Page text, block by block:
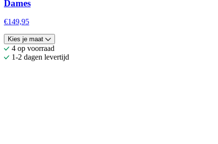
Dames
€149,95
Kies je maat
4 op voorraad
1-2 dagen levertijd